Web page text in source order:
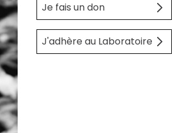
Je fais un don
J'adhère au Laboratoire